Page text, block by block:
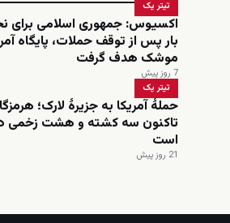
تیتر یک
اکسیوس: جمهوری اسلامی برای
بار پس از توقف حملات، پایگاه
موشک هدف گرفت
7 روز پیش
تیتر یک
حملۀ آمریکا به جزیرۀ لارک؛
تاکنون سه کشته و هشت زخمی
است
21 روز پیش